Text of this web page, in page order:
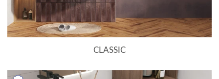
CLASSIC